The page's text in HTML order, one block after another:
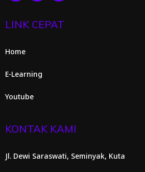
LINK CEPAT
Home
E-Learning
Youtube
KONTAK KAMI
Jl. Dewi Saraswati, Seminyak, Kuta